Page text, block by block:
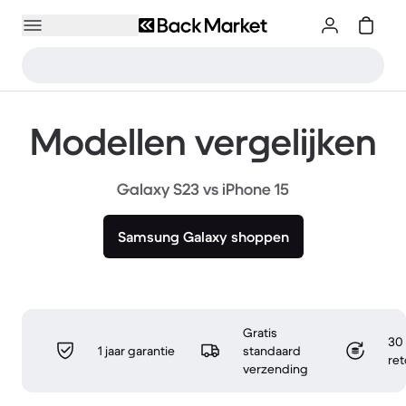
Modellen vergelijken
Galaxy S23 vs iPhone 15
Samsung Galaxy shoppen
1 jaar garantie
Gratis
standaard
verzending
30